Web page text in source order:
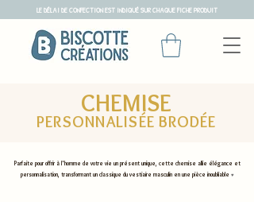
LE DÉLAI DE CONFECTION EST INDIQUÉ SUR CHAQUE FICHE PRODUIT
CHEMISE
PERSONNALISÉE BRODÉE
Parfaite pour offrir à l'homme de votre vie un présent unique, cette chemise allie élégance et
personnalisation, transformant un classique du vestiaire masculin en une pièce inoubliable ♥